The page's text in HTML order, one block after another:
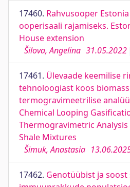
17460. Rahvusooper
ooperisaali rajamiseks.
House extension
Šilova, Angelina 31.05.2022
17461. Ülevaade keemilise
tehnoloogiast koos
termogravimeetrilise
Chemical Looping
Thermogravimetric
Shale Mixtures
Šimuk, Anastasia
17462. Genotüübist ja soost